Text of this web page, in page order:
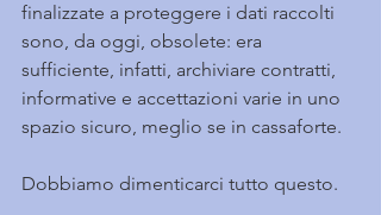
finalizzate a proteggere i dati raccolti
sono, da oggi, obsolete: era
sufficiente, infatti, archiviare contratti,
informative e accettazioni varie in uno
spazio sicuro, meglio se in cassaforte.
Dobbiamo dimenticarci tutto questo.